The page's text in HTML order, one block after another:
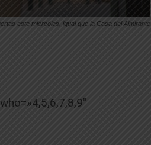
este miércoles, igual que la Casa del Almirante